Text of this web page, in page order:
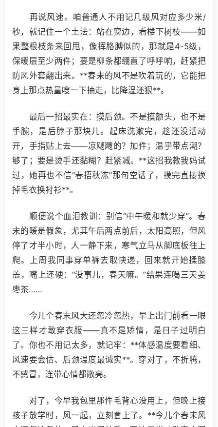
再说风速。咱普通人不用记几级风对应多少米/
秒，就记住一个土法：站在窗边，看楼下树枝——如
果整根枝条来回甩，像挥胳膊似的，那就是4-5级，
保暖层至少两件；要是柳条都绷直了呼呼响，赶紧把
防风外套翻出来。**春末的风不是吹着玩的，它能把
身上那点热量嗖一下抽走，比降温还狠**。
最后一招最实在：摸后颈。不是摸额头，也不是
手腕，是后脖子那块儿。起床洗漱完，趁还没活动
开，手指贴上去——凉飕飕的？加件；温乎带点潮？
够了；要是烫手还黏糊？赶紧减。**这招我教我妈试
过，她再也不信“春捂秋冻”那句空话了，摸完直接换
掉毛衣换衬衫**。
顺便说个血泪教训：别信“中午暖和就少穿”。春
末的暖是假象，尤其午后两点前后，太阳高照，但风
停了才半小时，人一静下来，寒气立马从脚底板往上
爬。上周我同事穿单裤去取快递，回来就开始揉膝
盖，嘴上还硬：“没事儿，春天嘛。”结果连喝三天姜
枣茶……
今儿个春末风大还忽冷忽热，早上出门前看一眼
这三样才敢穿衣服——真不是矫情，是日子过明白
了。你也不用记太多，就记牢：**体感温度要看细、
风速要会估、后颈温度最诚实**。穿对了，不折腾，
不感冒，连带心情都敞亮。
对了，今早我包里那件毛背心没用上，但晚上接
孩子放学时，风一起，立刻套上了。**今儿个春末风